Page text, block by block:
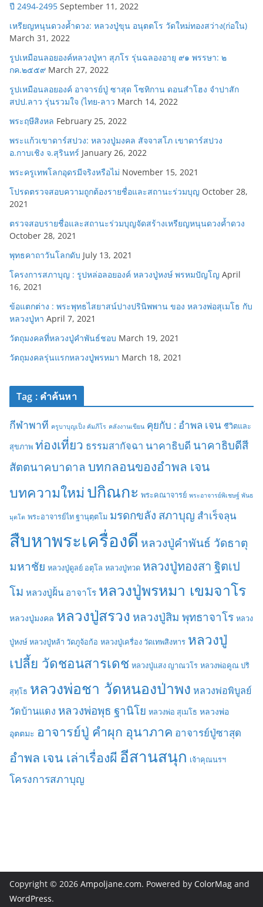
ปี 2494-2495 September 11, 2022
เหรียญหนุนดวงค้ำดวง: หลวงปู่ขุน อนุตตโร วัดใหม่ทองสว่าง(ก่อใน)
March 31, 2022
รูปเหมือนลอยองค์หลวงปู่หา สุภโร รุ่นฉลองอายุ ๙๑ พรรษา: ๒
กค.๒๕๕๙ March 27, 2022
รูปเหมือนลอยองค์ อาจารย์ปู่ ซาสุด โซทิกาน ดอนสำโฮง จำปาสัก
สปป.ลาว รุ่นรวมใจ (ไทย-ลาว March 14, 2022
พระฤษีสิงหล February 25, 2022
พระแก้วเขาดาร์สปวง: หลวงปู่มงคล สัจจาสโภ เขาดาร์สปวง
อ.กาบเชิง จ.สุรินทร์ January 26, 2022
พระครูเทพโลกอุดรมีจริงหรือไม่ November 15, 2021
โปรดตรวจสอบความถูกต้องรายชื่อและสถานะร่วมบุญ October 28,
2021
ตรวจสอบรายชื่อและสถานะร่วมบุญจัดสร้างเหรียญหนุนดวงค้ำดวง
October 28, 2021
พุทธคาถาวันโลกดับ July 13, 2021
โครงการสภาบุญ : รูปหล่อลอยองค์ หลวงปู่หงษ์ พรหมปัญโญ April
16, 2021
ข้อแตกต่าง : พระพุทธไสยาสน์ปางปรินิพพาน ของ หลวงพ่อสุเมโธ กับ
หลวงปู่หา April 7, 2021
วัตถุมงคลที่หลวงปู่คำพันธ์ชอบ March 19, 2021
วัตถุมงคลรุ่นแรกหลวงปู่พรหมา March 18, 2021
Tag : คำค้นหา
กีฬาพาที ครูบาบุญเป็ง คัมภีโร คลังงานเขียน คุยกับ : อำพล เจน ชีวิตและ
สุขภาพ ท่องเที่ยว ธรรมสากัจฉา นาคาธิบดี นาคาธิบดีสี
สัตตนาคบาดาล บทกลอนของอำพล เจน
บทความใหม่ ปกิณกะ พระคณาจารย์ พระอาจารย์พิเชษฐ์ พันธ
มุตโต พระอาจารย์ไท ฐานุตฺตโม มรดกขลัง สภาบุญ สำเร็จลุน
สืบหาพระเครื่องดี หลวงปู่คำพันธ์ วัดธาตุ
มหาชัย หลวงปู่ดูลย์ อตุโล หลวงปู่ทวด หลวงปู่ทองสา ฐิตเป
โม หลวงปู่ฝั้น อาจาโร หลวงปู่พรหมา เขมจาโร
หลวงปู่มงคล หลวงปู่สรวง หลวงปู่สิม พุทธาจาโร หลวง
ปู่หงษ์ หลวงปู่หล้า วัดภูจ้อก้อ หลวงปู่เครื่อง วัดเทพสิงหาร หลวงปู่
เปลี้ย วัดชอนสารเดช หลวงปู่แสง ญาณวโร หลวงพ่อคูณ ปริ
สุทฺโธ หลวงพ่อชา วัดหนองป่าพง หลวงพ่อพิบูลย์
วัดบ้านแดง หลวงพ่อพุธ ฐานิโย หลวงพ่อ สุเมโธ หลวงพ่อ
อุตตมะ อาจารย์ปู่ คำผุก อุนาภาค อาจารย์ปู่ซาสุด
อำพล เจน เล่าเรื่องผี อีสานสนุก เจ้าคุณนรฯ
โครงการสภาบุญ
Copyright © 2026 Ampoljane.com. Powered by ColorMag and
WordPress.